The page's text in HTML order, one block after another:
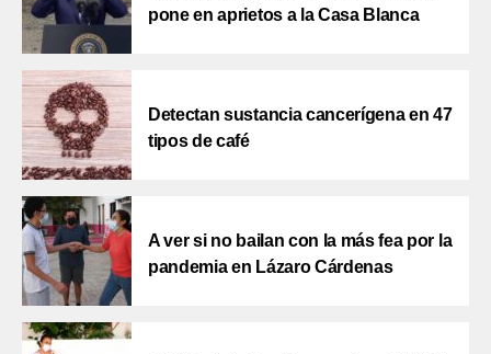
pone en aprietos a la Casa Blanca
Detectan sustancia cancerígena en 47
tipos de café
A ver si no bailan con la más fea por la
pandemia en Lázaro Cárdenas